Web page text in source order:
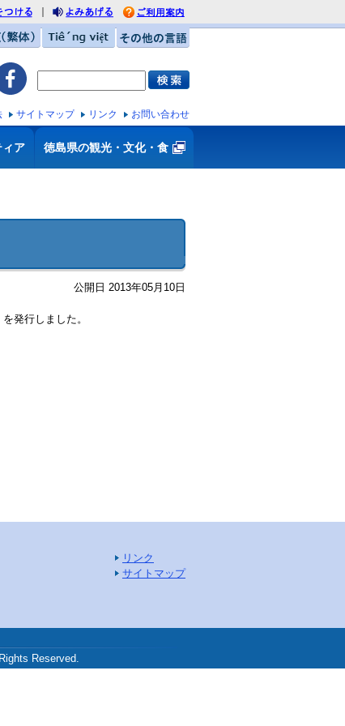
つける
みあげる
利用案内
サイトマップ リンク お問い合わせ
ィア 徳島県の観光・文化・食
公開日 2013年05月10日
発行しました。
リンク
サイトマップ
Reserved.